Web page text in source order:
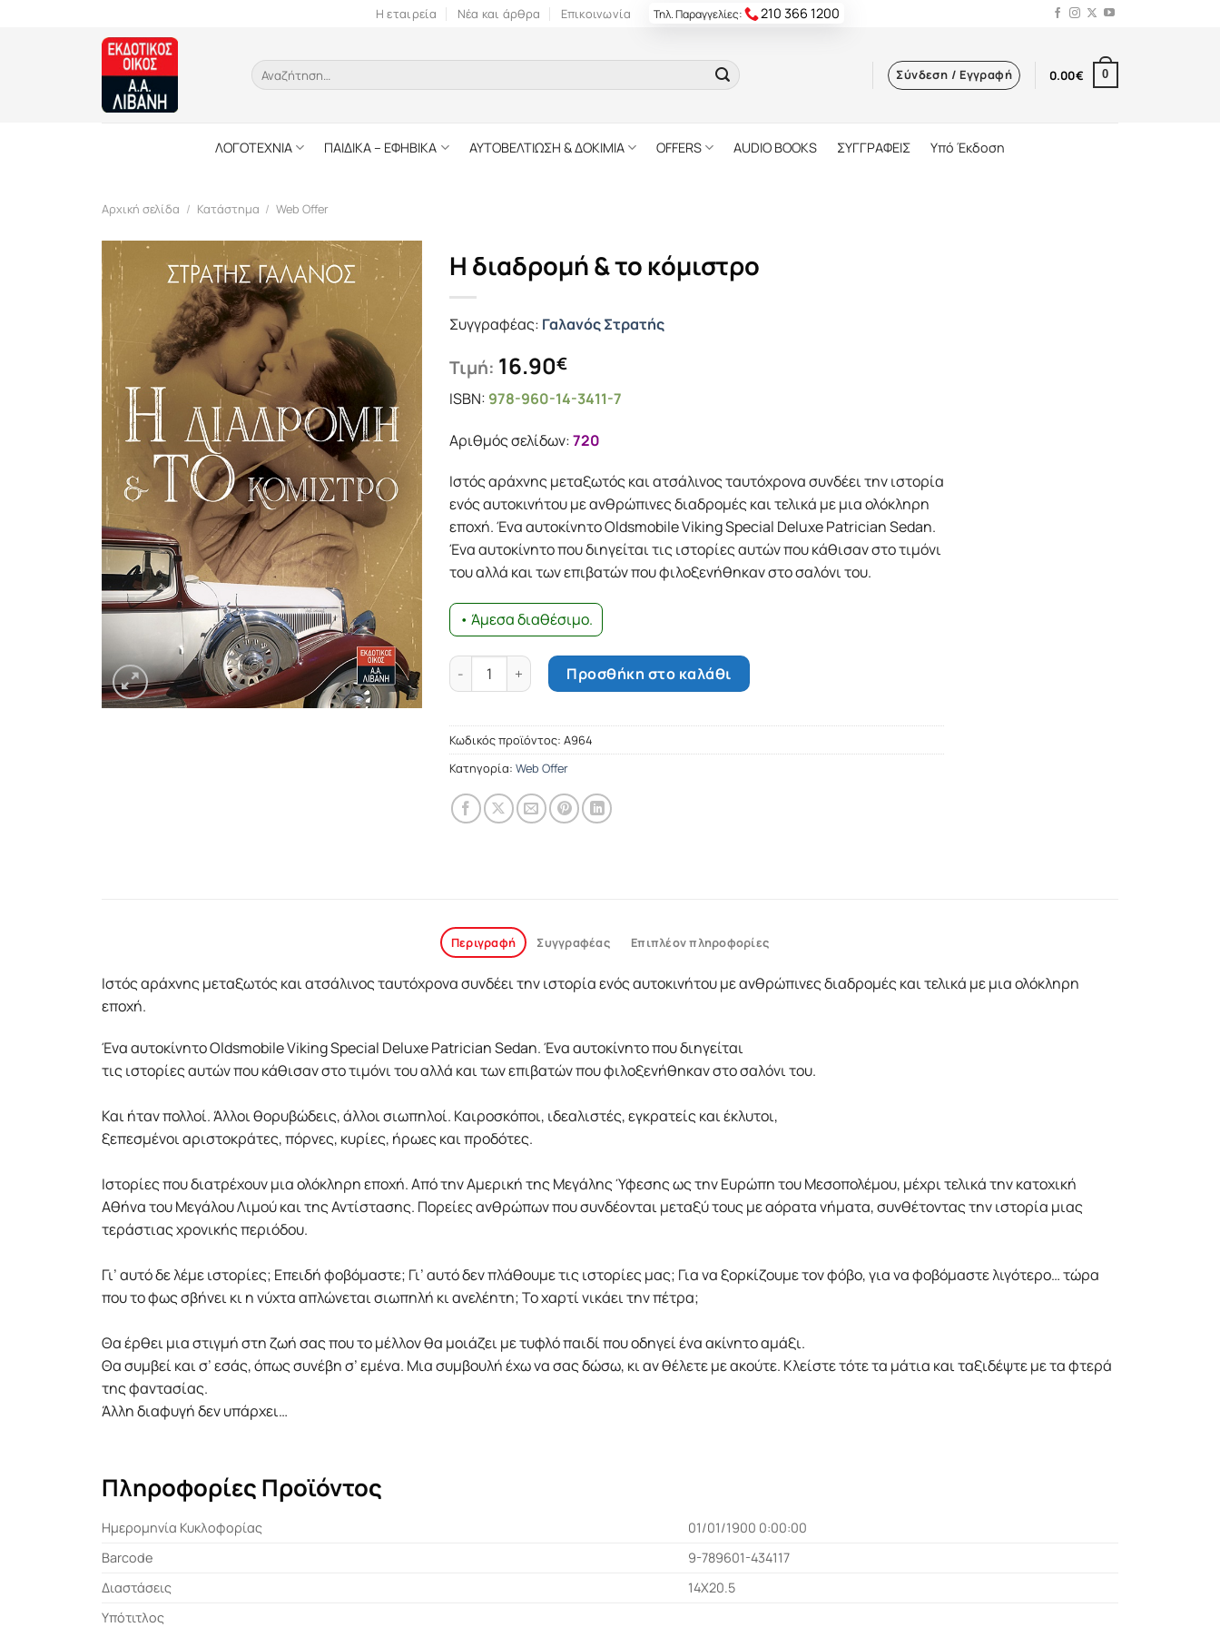
Η εταιρεία Νέα και άρθρα Επικοινωνία Τηλ. Παραγγελίες: 210 366 1200
Αναζήτηση
για:
Σύνδεση / Εγγραφή 0.00€ 0
ΛΟΓΟΤΕΧΝΙΑ ΠΑΙΔΙΚΑ – ΕΦΗΒΙΚΑ ΑΥΤΟΒΕΛΤΙΩΣΗ & ΔΟΚΙΜΙΑ OFFERS AUDIO BOOKS ΣΥΓΓΡΑΦΕΙΣ Υπό Έκδοση
Αρχική σελίδα / Κατάστημα / Web Offer
Η διαδρομή & το κόμιστρο
Συγγραφέας: Γαλανός Στρατής
Τιμή: 16.90€
ISBN: 978-960-14-3411-7
Αριθμός σελίδων:720
Ιστός αράχνης μεταξωτός και ατσάλινος ταυτόχρονα συνδέει την ιστορία
ενός αυτοκινήτου με ανθρώπινες διαδρομές και τελικά με μια ολόκληρη
εποχή. Ένα αυτοκίνητο Oldsmobile Viking Special Deluxe Patrician Sedan.
Ένα αυτοκίνητο που διηγείται τις ιστορίες αυτών που κάθισαν στο τιμόνι
του αλλά και των επιβατών που φιλοξενήθηκαν στο σαλόνι του.
• Άμεσα διαθέσιμο.
Η διαδρομή & το κόμιστρο ποσότητα
Προσθήκη στο καλάθι
Κωδικός προϊόντος:Α964
Κατηγορία:Web Offer
Περιγραφή Συγγραφέας Επιπλέον πληροφορίες
Ιστός αράχνης μεταξωτός και ατσάλινος ταυτόχρονα συνδέει την ιστορία ενός αυτοκινήτου με ανθρώπινες διαδρομές και τελικά με μια ολόκληρη
εποχή.
Ένα αυτοκίνητο Oldsmobile Viking Special Deluxe Patrician Sedan. Ένα αυτοκίνητο που διηγείται
τις ιστορίες αυτών που κάθισαν στο τιμόνι του αλλά και των επιβατών που φιλοξενήθηκαν στο σαλόνι του.
Και ήταν πολλοί. Άλλοι θορυβώδεις, άλλοι σιωπηλοί. Καιροσκόποι, ιδεαλιστές, εγκρατείς και έκλυτοι,
ξεπεσμένοι αριστοκράτες, πόρνες, κυρίες, ήρωες και προδότες.
Ιστορίες που διατρέχουν μια ολόκληρη εποχή. Από την Αμερική της Μεγάλης Ύφεσης ως την Ευρώπη του Μεσοπολέμου, μέχρι τελικά την κατοχική
Αθήνα του Μεγάλου Λιμού και της Αντίστασης. Πορείες ανθρώπων που συνδέονται μεταξύ τους με αόρατα νήματα, συνθέτοντας την ιστορία μιας
τεράστιας χρονικής περιόδου.
Γι’ αυτό δε λέμε ιστορίες; Επειδή φοβόμαστε; Γι’ αυτό δεν πλάθουμε τις ιστορίες μας; Για να ξορκίζουμε τον φόβο, για να φοβόμαστε λιγότερο… τώρα
που το φως σβήνει κι η νύχτα απλώνεται σιωπηλή κι ανελέητη; Το χαρτί νικάει την πέτρα;
Θα έρθει μια στιγμή στη ζωή σας που το μέλλον θα μοιάζει με τυφλό παιδί που οδηγεί ένα ακίνητο αμάξι.
Θα συμβεί και σ’ εσάς, όπως συνέβη σ’ εμένα. Μια συμβουλή έχω να σας δώσω, κι αν θέλετε με ακούτε. Κλείστε τότε τα μάτια και ταξιδέψτε με τα φτερά
της φαντασίας.
Άλλη διαφυγή δεν υπάρχει…
Πληροφορίες Προϊόντος
Ημερομηνία Κυκλοφορίας
01/01/1900 0:00:00
Barcode
9-789601-434117
Διαστάσεις
14Χ20.5
Υπότιτλος